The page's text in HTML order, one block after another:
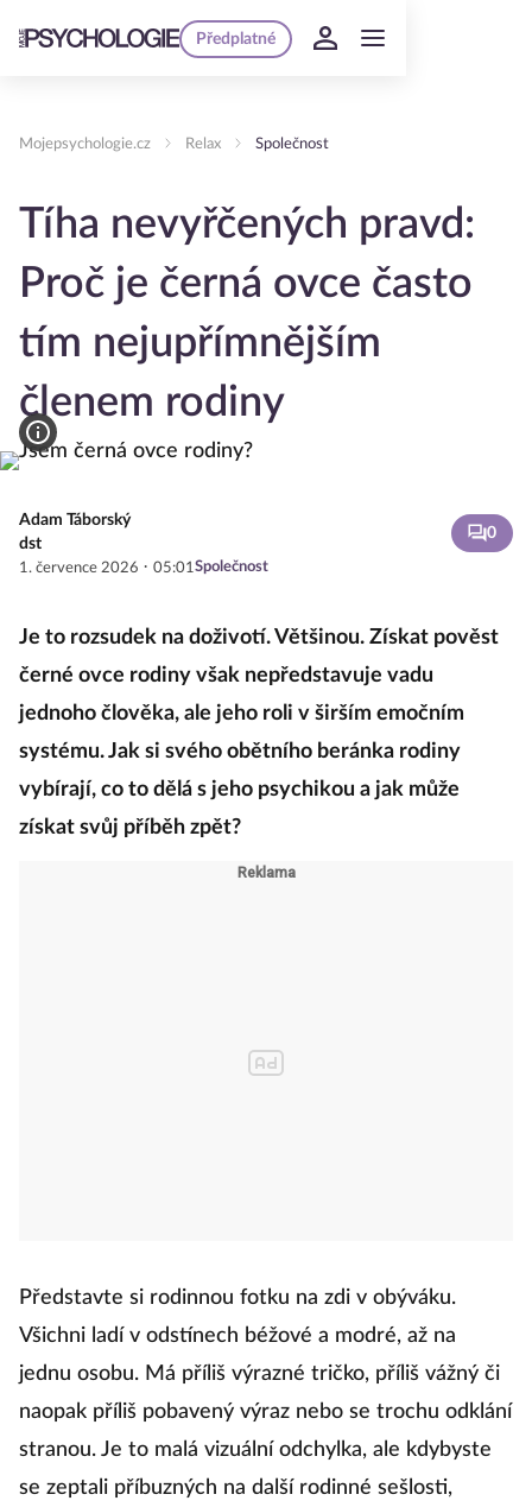
Předplatné
Mojepsychologie.cz Relax Společnost
Tíha nevyřčených pravd:
Proč je černá ovce často
tím nejupřímnějším
členem rodiny
Adam Táborský
dst
1. července 2026 · 05:01Společnost
0
Je to rozsudek na doživotí. Většinou. Získat pověst
černé ovce rodiny však nepředstavuje vadu
jednoho člověka, ale jeho roli v širším emočním
systému. Jak si svého obětního beránka rodiny
vybírají, co to dělá s jeho psychikou a jak může
získat svůj příběh zpět?
Představte si rodinnou fotku na zdi v obýváku.
Všichni ladí v odstínech béžové a modré, až na
jednu osobu. Má příliš výrazné tričko, příliš vážný či
naopak příliš pobavený výraz nebo se trochu odklání
stranou. Je to malá vizuální odchylka, ale kdybyste
se zeptali příbuzných na další rodinné sešlosti,